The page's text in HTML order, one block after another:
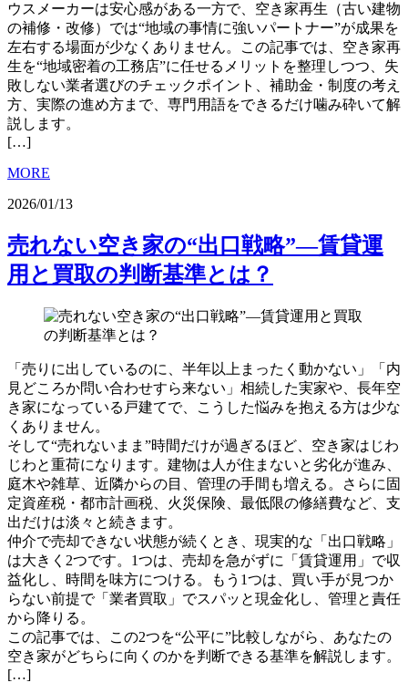
ウスメーカーは安心感がある一方で、空き家再生（古い建物
の補修・改修）では“地域の事情に強いパートナー”が成果を
左右する場面が少なくありません。この記事では、空き家再
生を“地域密着の工務店”に任せるメリットを整理しつつ、失
敗しない業者選びのチェックポイント、補助金・制度の考え
方、実際の進め方まで、専門用語をできるだけ噛み砕いて解
説します。
[…]
MORE
2026/01/13
売れない空き家の“出口戦略”―賃貸運
用と買取の判断基準とは？
「売りに出しているのに、半年以上まったく動かない」「内
見どころか問い合わせすら来ない」相続した実家や、長年空
き家になっている戸建てで、こうした悩みを抱える方は少な
くありません。
そして“売れないまま”時間だけが過ぎるほど、空き家はじわ
じわと重荷になります。建物は人が住まないと劣化が進み、
庭木や雑草、近隣からの目、管理の手間も増える。さらに固
定資産税・都市計画税、火災保険、最低限の修繕費など、支
出だけは淡々と続きます。
仲介で売却できない状態が続くとき、現実的な「出口戦略」
は大きく2つです。1つは、売却を急がずに「賃貸運用」で収
益化し、時間を味方につける。もう1つは、買い手が見つか
らない前提で「業者買取」でスパッと現金化し、管理と責任
から降りる。
この記事では、この2つを“公平に”比較しながら、あなたの
空き家がどちらに向くのかを判断できる基準を解説します。
[…]